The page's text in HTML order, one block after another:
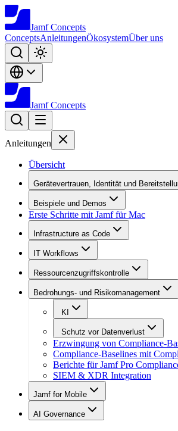
Jamf Concepts
ConceptsAnleitungenÖkosystemÜber uns
Jamf Concepts
Anleitungen
Übersicht
Gerätevertrauen, Identität und
Beispiele und Demos
Erste Schritte mit Jamf für Mac
Infrastructure as Code
IT Workflows
Ressourcenzugriffskontrolle
Bedrohungs- und Risikomanagement
KI
Schutz vor Datenverlust
Erzwingung von Compliance-
Compliance-Baselines mit
Berichte für Jamf Pro
SIEM & XDR Integration
Jamf for Mobile
AI Governance